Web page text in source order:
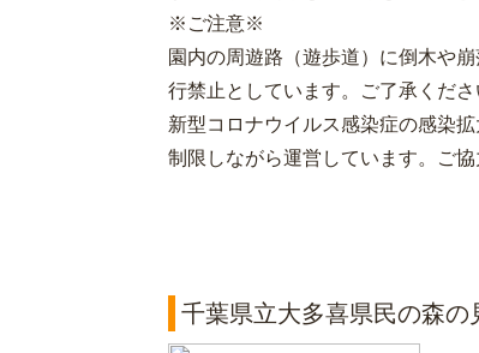
※ご注意※
園内の周遊路（遊歩道）に倒木や
行禁止としています。ご了承くださ
新型コロナウイルス感染症の感染
制限しながら運営しています。ご協
千葉県立大多喜県民の森の